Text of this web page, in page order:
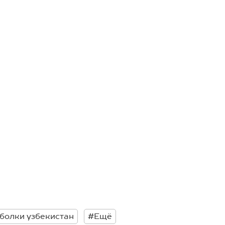
узбекистан #Ещё